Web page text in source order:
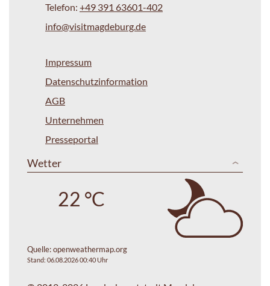
Telefon: +49 391 63601-402
info@visitmagdeburg.de
Impressum
Datenschutzinformation
AGB
Unternehmen
Presseportal
Wetter
22 °C
Quelle:openweathermap.org
Stand: 06.08.2026 00:40 Uhr